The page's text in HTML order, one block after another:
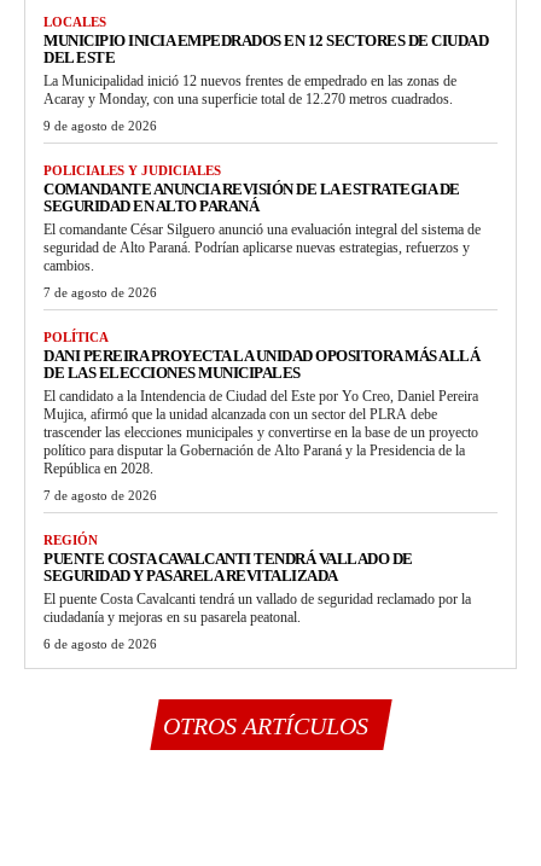
LOCALES
MUNICIPIO INICIA EMPEDRADOS EN 12 SECTORES DE CIUDAD
DEL ESTE
La Municipalidad inició 12 nuevos frentes de empedrado en las zonas de
Acaray y Monday, con una superficie total de 12.270 metros cuadrados.
9 de agosto de 2026
POLICIALES Y JUDICIALES
COMANDANTE ANUNCIA REVISIÓN DE LA ESTRATEGIA DE
SEGURIDAD EN ALTO PARANÁ
El comandante César Silguero anunció una evaluación integral del sistema de
seguridad de Alto Paraná. Podrían aplicarse nuevas estrategias, refuerzos y
cambios.
7 de agosto de 2026
POLÍTICA
DANI PEREIRA PROYECTA LA UNIDAD OPOSITORA MÁS ALLÁ
DE LAS ELECCIONES MUNICIPALES
El candidato a la Intendencia de Ciudad del Este por Yo Creo, Daniel Pereira
Mujica, afirmó que la unidad alcanzada con un sector del PLRA debe
trascender las elecciones municipales y convertirse en la base de un proyecto
político para disputar la Gobernación de Alto Paraná y la Presidencia de la
República en 2028.
7 de agosto de 2026
REGIÓN
PUENTE COSTA CAVALCANTI TENDRÁ VALLADO DE
SEGURIDAD Y PASARELA REVITALIZADA
El puente Costa Cavalcanti tendrá un vallado de seguridad reclamado por la
ciudadanía y mejoras en su pasarela peatonal.
6 de agosto de 2026
OTROS ARTÍCULOS